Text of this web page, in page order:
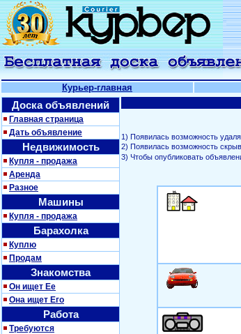
Курьер-главная
Доска объявлений
Главная страница
Дать объявление
Недвижимость
Купля - продажа
Аренда
Разное
Машины
Купля - продажа
Барахолка
Куплю
Продам
Знакомства
Он ищет Ее
Она ищет Его
Работа
Требуются
1) Появилась возможность
2) Появилась возможность
3) Чтобы опубликовать